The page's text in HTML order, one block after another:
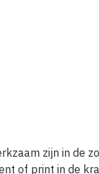
zijn in de
of print in de